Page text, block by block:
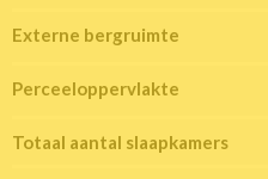
Externe bergruimte
Perceeloppervlakte
Totaal aantal slaapkamers